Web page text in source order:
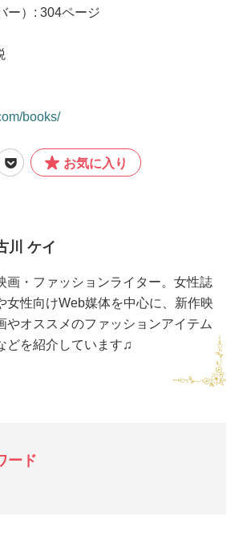
ー）: 304ページ
books/
お気に入り
川 ケイ
画・ファッションライター。女性誌
女性向けWeb媒体を中心に、新作映
やオススメのファッションアイテム
どを紹介しています♫
ード